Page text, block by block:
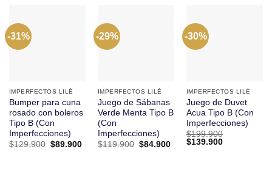
-31%
IMPERFECTOS LILÉ
Bumper para cuna
rosado con boleros
Tipo B (Con
Imperfecciones)
$129.900 El
$89.900El
-29%
IMPERFECTOS LILÉ
Juego de Sábanas
Verde Menta Tipo B
(Con
Imperfecciones)
$119.900 El
$84.900El
-30%
IMPERFECTOS LILÉ
Juego de Duvet
Acua Tipo B (Con
Imperfecciones)
$199.900
El
$139.900El